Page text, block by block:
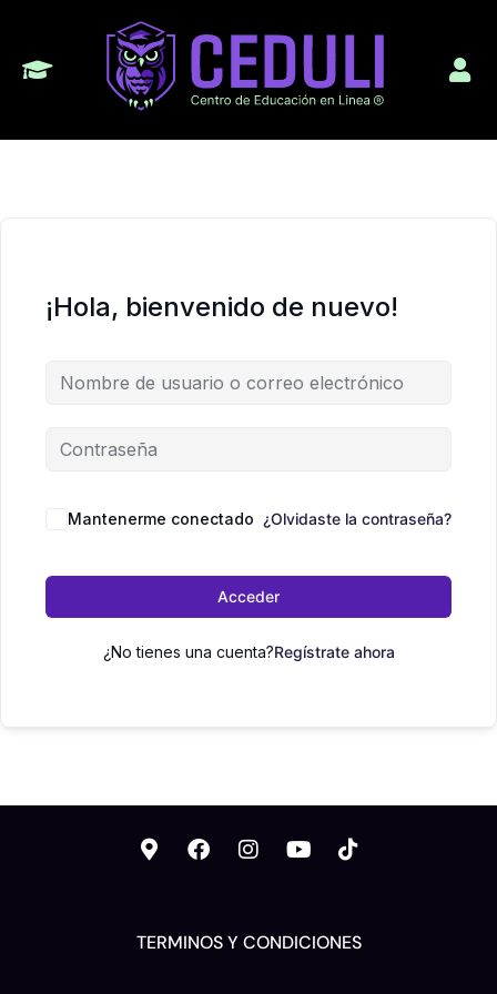
¡Hola, bienvenido de nuevo!
Mantenerme conectado ¿Olvidaste la contraseña?
Acceder
¿No tienes una cuenta?Regístrate ahora
TERMINOS Y CONDICIONES